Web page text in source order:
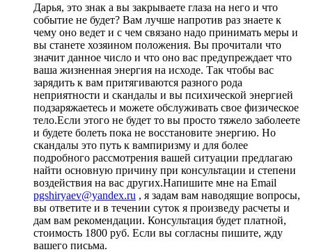
Дарья, это знак а вы закрываете глаза на него и что
событие не будет? Вам лучше напротив раз знаете к
чему оно ведет и с чем связано надо принимать меры и
вы станете хозяином положения. Вы прочитали что
значит данное число и что оно вас предупреждает что
ваша жизненная энергия на исходе. Так чтобы вас
зарядить к вам притягиваются разного рода
неприятности и скандалы и вы психической энергией
подзаряжаетесь и можете обслуживать свое физическое
тело.Если этого не будет то вы просто тяжело заболеете
и будете болеть пока не восстановите энергию. Но
скандалы это путь к вампиризму и для более
подробного рассмотрения вашей ситуации предлагаю
найти основную причину при консультации и степени
воздействия на вас других.Напишите мне на Email
pgshiryaev@yandex.ru , я задам вам наводящие вопросы,
вы ответите и в течении суток я произведу расчеты и
дам вам рекомендации. Консультация будет платной,
стоимость 1800 руб. Если вы согласны пишите, жду
вашего письма.